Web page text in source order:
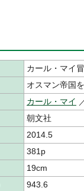
カール・マイ
オスマン帝国
カール・マイ
朝文社
2014.5
381p
19cm
943.6